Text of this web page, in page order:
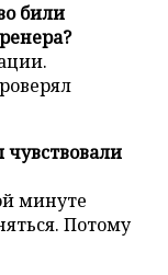
били
минуте
Потому